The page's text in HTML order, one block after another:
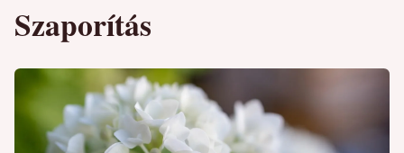
Szaporítás